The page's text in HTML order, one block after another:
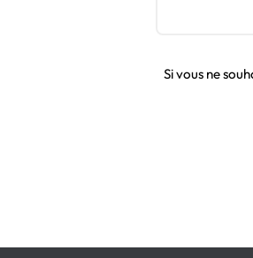
Si vous ne